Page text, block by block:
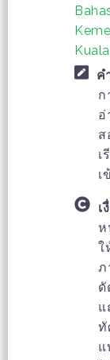
ค
ก
อ่
ส
เ
เ
เ
ห
ใ
ภ
ดั
แ
ทั
แ